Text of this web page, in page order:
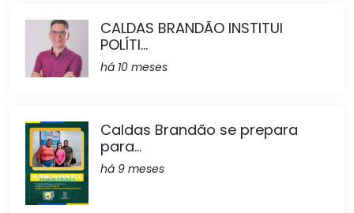
CALDAS BRANDÃO INSTITUI
POLÍTI...
há 10 meses
Caldas Brandão se prepara
para...
há 9 meses